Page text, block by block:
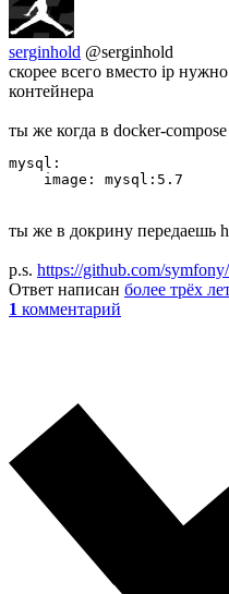
serginhold @serginhold
скорее всего вместо ip
контейнера
ты же когда в docker-
mysql:
    image: mysql:5.7
ты же в докрину передаешь
p.s. https://github.com/
Ответ написан более трёх
1 комментарий